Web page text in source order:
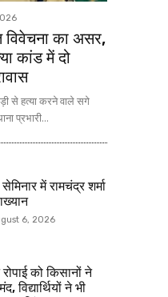
का असर,
कांड में दो
से हत्या करने वाले सगे
प्रभारी...
में रामचंद्र शर्मा
6, 2026
को किसानों ने
विद्यार्थियों ने भी